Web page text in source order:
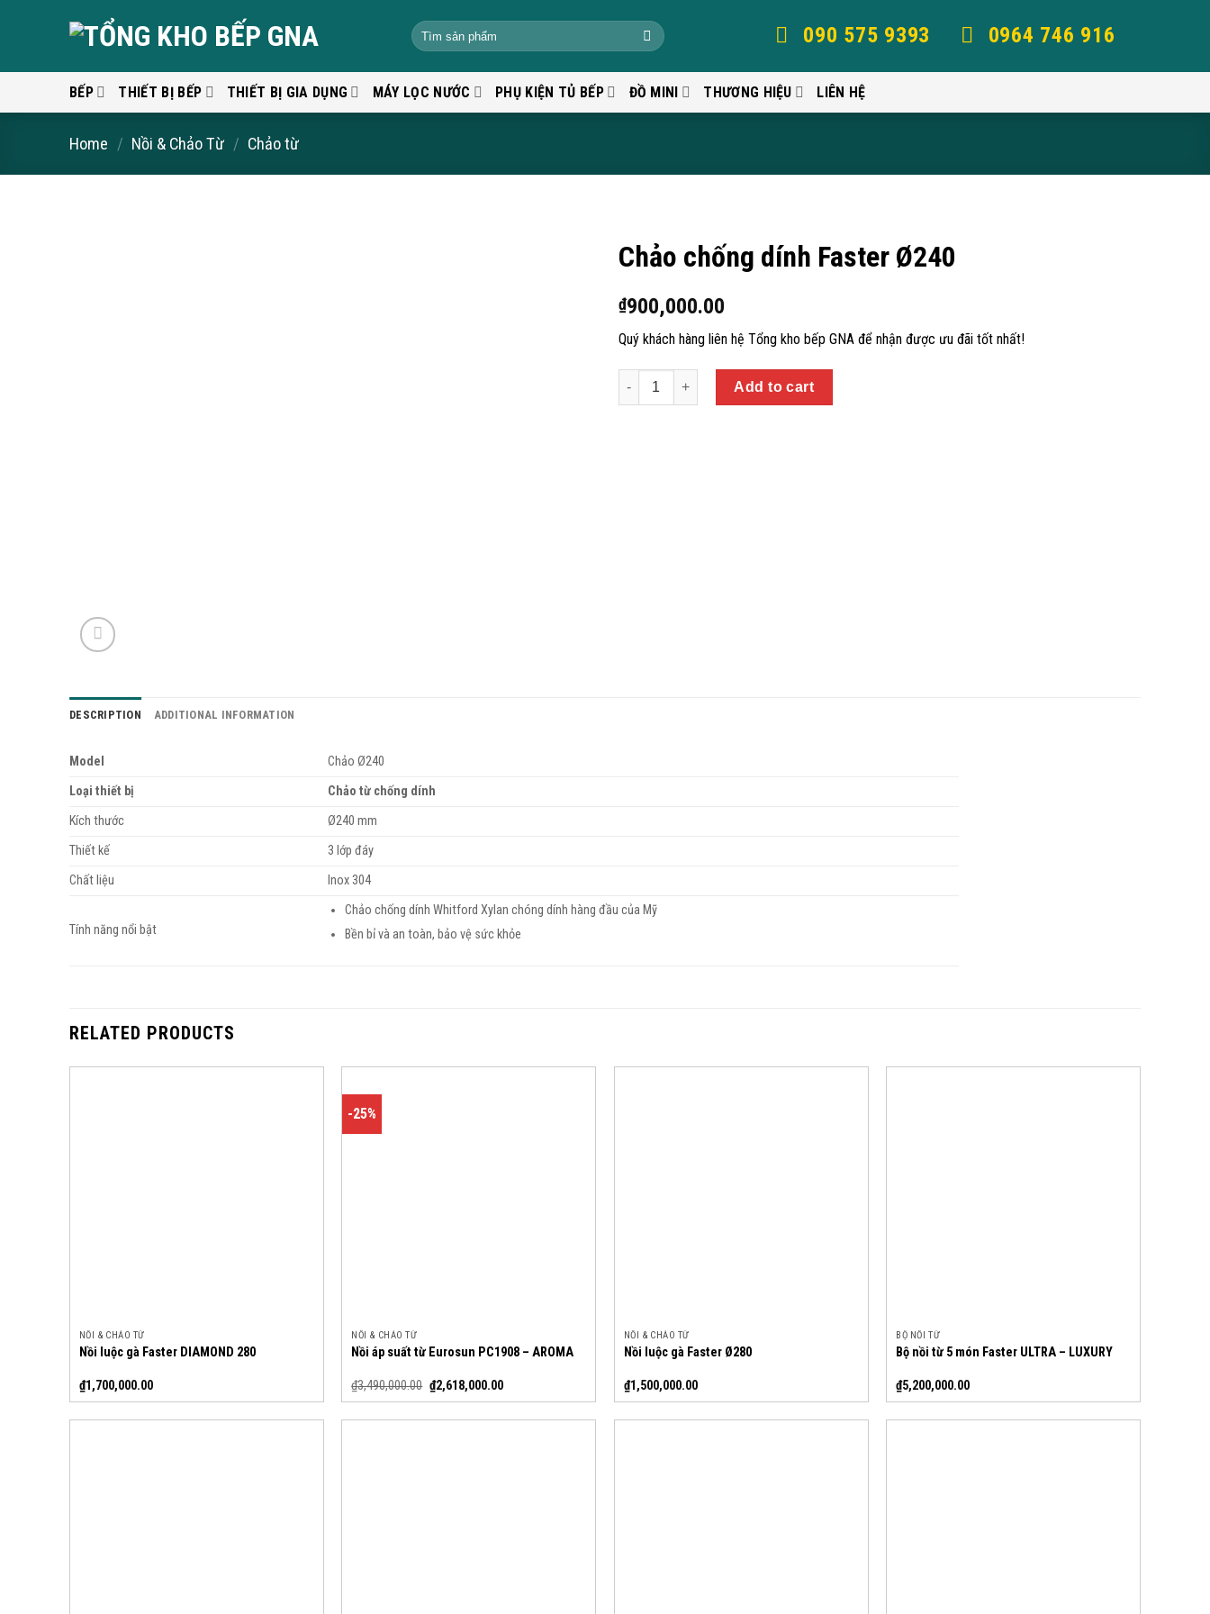
090 575 9393 0964 746 916
BẾP THIẾT BỊ BẾP THIẾT BỊ GIA DỤNG MÁY LỌC NƯỚC PHỤ KIỆN TỦ BẾP ĐỒ MINI THƯƠNG HIỆU LIÊN HỆ
Home / Nồi & Chảo Từ / Chảo từ
Chảo chống dính Faster Ø240
₫900,000.00
Quý khách hàng liên hệ Tổng kho bếp GNA để nhận được ưu đãi tốt nhất!
Quantity
Add to cart
DESCRIPTION ADDITIONAL INFORMATION
Model
Chảo Ø240
Loại thiết bị
Chảo từ chống dính
Kích thước
Ø240 mm
Thiết kế
3 lớp đáy
Chất liệu
Inox 304
Tính năng nổi bật
Chảo chống dính Whitford Xylan chóng dính hàng đầu của Mỹ
Bền bỉ và an toàn, bảo vệ sức khỏe
RELATED PRODUCTS
NỒI & CHẢO TỪ
Nồi luộc gà Faster DIAMOND 280
₫1,700,000.00
-25%
NỒI & CHẢO TỪ
Nồi áp suất từ Eurosun PC1908 – AROMA
₫3,490,000.00 ₫2,618,000.00
NỒI & CHẢO TỪ
Nồi luộc gà Faster Ø280
₫1,500,000.00
BỘ NỒI TỪ
Bộ nồi từ 5 món Faster ULTRA – LUXURY
₫5,200,000.00